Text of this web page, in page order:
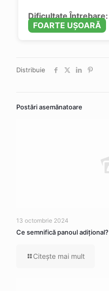
Dificultate Întrebare:
FOARTE UȘOARĂ
Distribuie
Postări asemănatoare
13 octombrie 2024
Ce semnifică panoul adițional?
Citeşte mai mult